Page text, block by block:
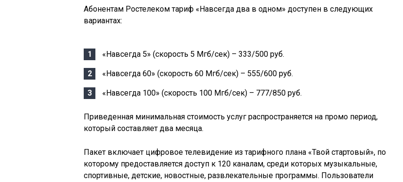
Абонентам Ростелеком тариф «Навсегда два в одном» доступен в следующих
вариантах:
«Навсегда 5» (скорость 5 Мгб/сек) – 333/500 руб.
«Навсегда 60» (скорость 60 Мгб/сек) – 555/600 руб.
«Навсегда 100» (скорость 100 Мгб/сек) – 777/850 руб.
Приведенная минимальная стоимость услуг распространяется на промо период,
который составляет два месяца.
Пакет включает цифровое телевидение из тарифного плана «Твой стартовый», по
которому предоставляется доступ к 120 каналам, среди которых музыкальные,
спортивные, детские, новостные, развлекательные программы. Пользователи